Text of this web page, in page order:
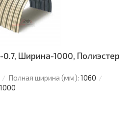
Ширина-1000, Полиэстер
Полная ширина (мм): 1060
1000